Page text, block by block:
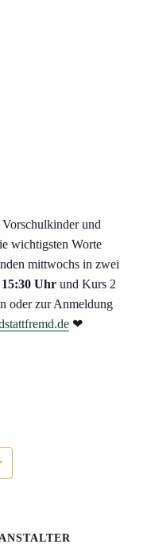
und
wichtigsten Worte
mittwochs in zwei
15:30 Uhr und Kurs 2
oder zur Anmeldung
❤